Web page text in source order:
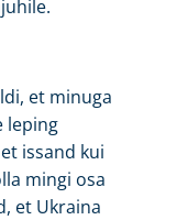
et minuga
leping
issand kui
mingi osa
et Ukraina